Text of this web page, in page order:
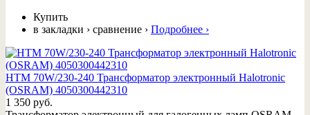
Купить
в закладки › сравнение › Подробнее ›
HTM 70W/230-240 Трансформатор электронный Halotronic
(OSRAM) 4050300442310
1 350 руб.